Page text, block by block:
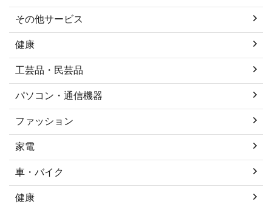
その他サービス
健康
工芸品・民芸品
パソコン・通信機器
ファッション
家電
車・バイク
健康